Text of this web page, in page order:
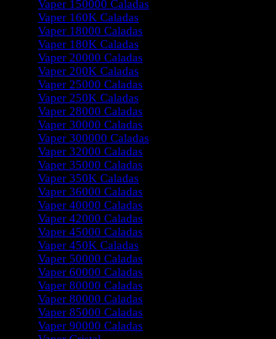
Vaper 150000 Caladas
Vaper 160K Caladas
Vaper 18000 Caladas
Vaper 180K Caladas
Vaper 20000 Caladas
Vaper 200K Caladas
Vaper 25000 Caladas
Vaper 250K Caladas
Vaper 28000 Caladas
Vaper 30000 Caladas
Vaper 300000 Caladas
Vaper 32000 Caladas
Vaper 35000 Caladas
Vaper 350K Caladas
Vaper 36000 Caladas
Vaper 40000 Caladas
Vaper 42000 Caladas
Vaper 45000 Caladas
Vaper 450K Caladas
Vaper 50000 Caladas
Vaper 60000 Caladas
Vaper 80000 Caladas
Vaper 80000 Caladas
Vaper 85000 Caladas
Vaper 90000 Caladas